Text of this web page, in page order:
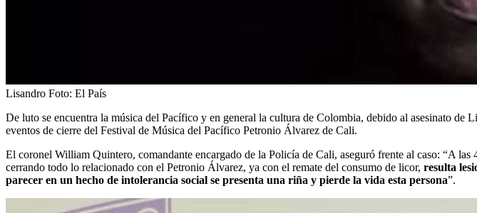
Lisandro Foto: El País
De luto se encuentra la música del Pacífico y en general la cultura de Colombia, debido al asesinato
eventos de cierre del Festival de Música del Pacífico Petronio Álvarez de Cali.
El coronel William Quintero, comandante encargado de la Policía de Cali, aseguró frente al caso: “A
cerrando todo lo relacionado con el Petronio Álvarez, ya con el remate del consumo de licor, resulta
parecer en un hecho de intolerancia social se presenta una riña y pierde la vida esta persona”.